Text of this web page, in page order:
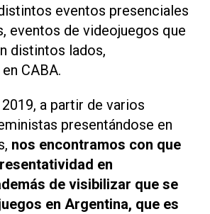
eventos presenciales
eventos de videojuegos que
distintos lados,
CABA.
a partir de varios
presentándose en
nos encontramos con que
en
de visibilizar que se
en Argentina, que es